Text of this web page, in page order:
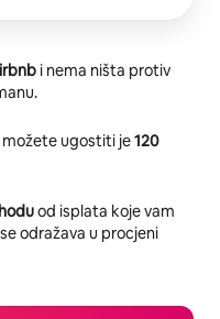
i nema ništa protiv
ugostiti je120
od isplata koje vam
odražava u procjeni